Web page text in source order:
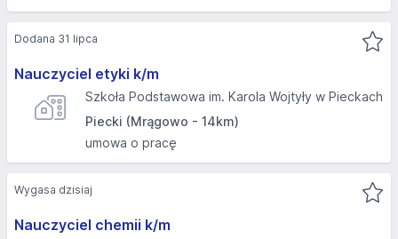
Nauczyciel etyki k/m
Szkoła Podstawowa im. Karola Wojtyły w Pieckach
Piecki (Mrągowo - 14km)
umowa o pracę
Dodana 31 lipca
Nauczyciel chemii k/m
Wygasa dzisiaj